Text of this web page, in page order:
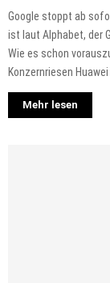
Google stoppt ab
ist laut Alphabet, der
Wie es schon
Konzernriesen
Mehr lesen